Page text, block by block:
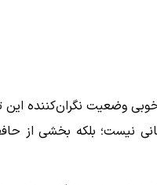
وضعیت نگران‌کننده این
نیست؛ بلکه بخشی از